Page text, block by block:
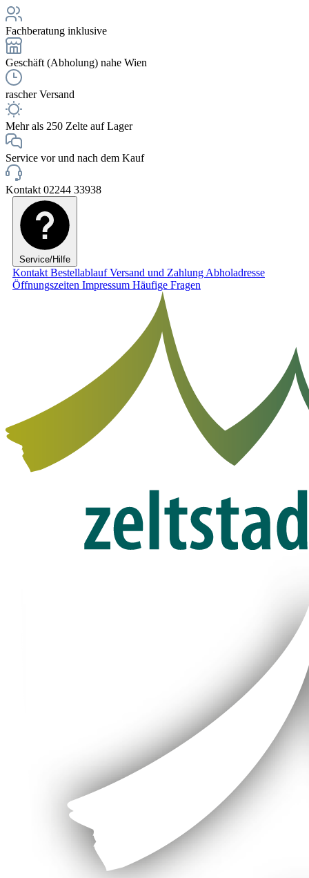
Fachberatung inklusive
Geschäft (Abholung) nahe Wien
rascher Versand
Mehr als 250 Zelte auf Lager
Service vor und nach dem Kauf
Kontakt 02244 33938
Service/Hilfe
Kontakt BestellablaufVersand und Zahlung Abholadresse
Öffnungszeiten Impressum Häufige Fragen